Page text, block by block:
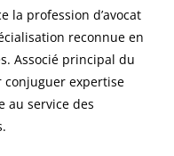
la profession d’avocat
reconnue en
Associé principal du
conjuguer expertise
au service des